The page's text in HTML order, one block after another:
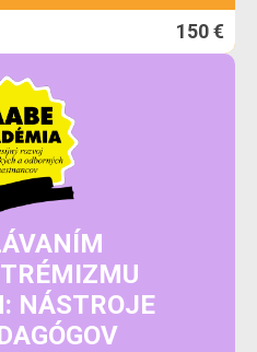
150 €
NÁSTROJE